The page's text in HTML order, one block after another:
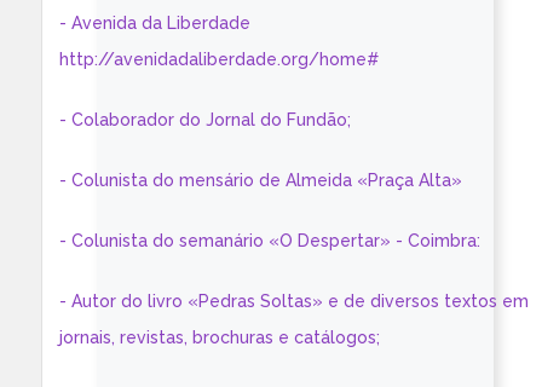
- Avenida da Liberdade
http://avenidadaliberdade.org/home#
- Colaborador do Jornal do Fundão;
- Colunista do mensário de Almeida «Praça Alta»
- Colunista do semanário «O Despertar» - Coimbra:
- Autor do livro «Pedras Soltas» e de diversos textos em
jornais, revistas, brochuras e catálogos;